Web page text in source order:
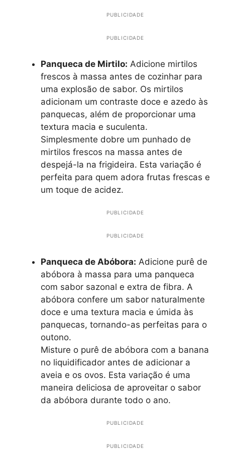
PUBLICIDADE
PUBLICIDADE
Panqueca de Mirtilo: Adicione mirtilos
frescos à massa antes de cozinhar para
uma explosão de sabor. Os mirtilos
adicionam um contraste doce e azedo às
panquecas, além de proporcionar uma
textura macia e suculenta.
Simplesmente dobre um punhado de
mirtilos frescos na massa antes de
despejá-la na frigideira. Esta variação é
perfeita para quem adora frutas frescas e
um toque de acidez.
PUBLICIDADE
PUBLICIDADE
Panqueca de Abóbora: Adicione purê de
abóbora à massa para uma panqueca
com sabor sazonal e extra de fibra. A
abóbora confere um sabor naturalmente
doce e uma textura macia e úmida às
panquecas, tornando-as perfeitas para o
outono.
Misture o purê de abóbora com a banana
no liquidificador antes de adicionar a
aveia e os ovos. Esta variação é uma
maneira deliciosa de aproveitar o sabor
da abóbora durante todo o ano.
PUBLICIDADE
PUBLICIDADE